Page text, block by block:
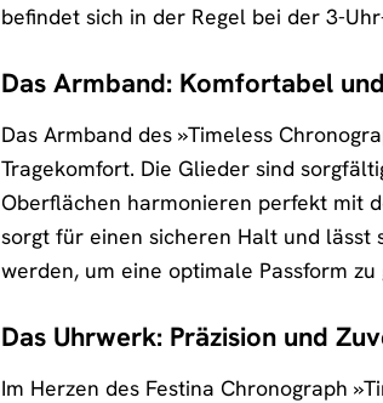
befindet sich in der Regel bei der 3-
Das Armband: Komfortabel
Das Armband des »Timeless
Tragekomfort. Die Glieder sind
Oberflächen harmonieren perfekt mit
sorgt für einen sicheren Halt und
werden, um eine optimale Passform
Das Uhrwerk: Präzision und
Im Herzen des Festina Chronograph